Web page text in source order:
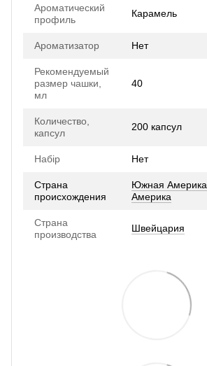
Ароматический
профиль
Карамель
Ароматизатор Нет
Рекомендуемый
размер чашки,
мл
40
Количество,
капсул
200 капсул
Набір Нет
Страна
происхождения
Южная Америка
Америка
Страна
производства
Швейцария